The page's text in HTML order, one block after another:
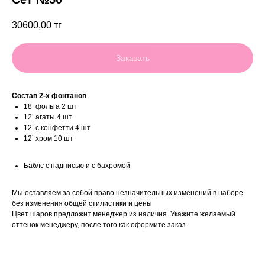
30600,00 тг
Заказать
Состав 2-х фонтанов
18’ фольга 2 шт
12’ агаты 4 шт
12’ с конфетти 4 шт
12’ хром 10 шт
Баблс с надписью и с бахромой
Мы оставляем за собой право незначительных изменений в наборе
без изменения общей стилистики и цены
Цвет шаров предложит менеджер из наличия. Укажите желаемый
оттенок менеджеру, после того как оформите заказ.